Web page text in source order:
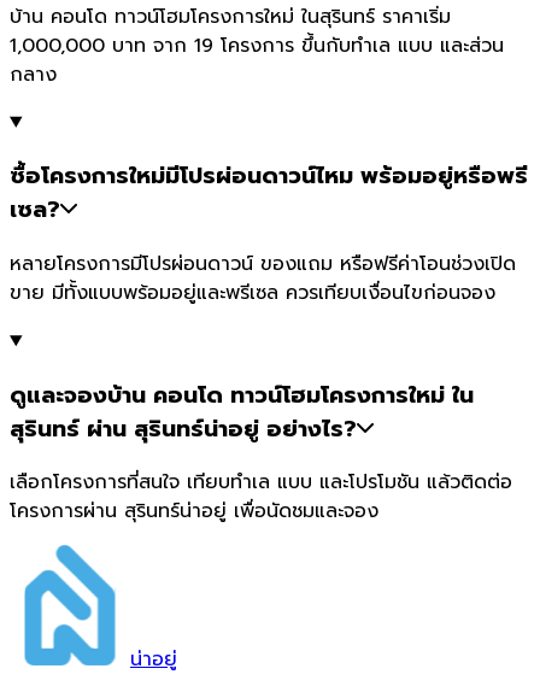
บ้าน คอนโด ทาวน์โฮมโครงการใหม่ ในสุรินทร์ ราคาเริ่ม
1,000,000 บาท จาก 19 โครงการ ขึ้นกับทำเล แบบ และส่วน
กลาง
ซื้อโครงการใหม่มีโปรผ่อนดาวน์ไหม พร้อมอยู่หรือพรี
เซล?
หลายโครงการมีโปรผ่อนดาวน์ ของแถม หรือฟรีค่าโอนช่วงเปิด
ขาย มีทั้งแบบพร้อมอยู่และพรีเซล ควรเทียบเงื่อนไขก่อนจอง
ดูและจองบ้าน คอนโด ทาวน์โฮมโครงการใหม่ ใน
สุรินทร์ ผ่าน สุรินทร์น่าอยู่ อย่างไร?
เลือกโครงการที่สนใจ เทียบทำเล แบบ และโปรโมชัน แล้วติดต่อ
โครงการผ่าน สุรินทร์น่าอยู่ เพื่อนัดชมและจอง
น่าอยู่